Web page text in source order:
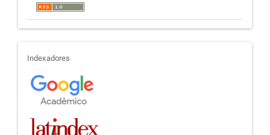
indexadores
Indexadores